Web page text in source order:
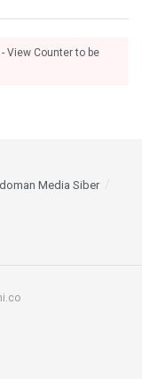
View Counter to be
Media Siber